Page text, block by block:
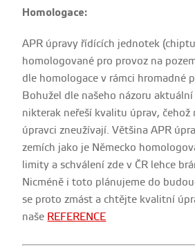
Homologace:
APR úpravy řídících jednotek
homologované pro provoz na
dle homologace v rámci hromadné
Bohužel dle našeho názoru
nikterak neřeší kvalitu úprav, čehož
úpravci zneužívají. Většina APR
zemích jako je Německo
limity a schválení zde v ČR lehce
Nicméně i toto plánujeme do
se proto zmást a chtějte kvalitní
naše REFERENCE